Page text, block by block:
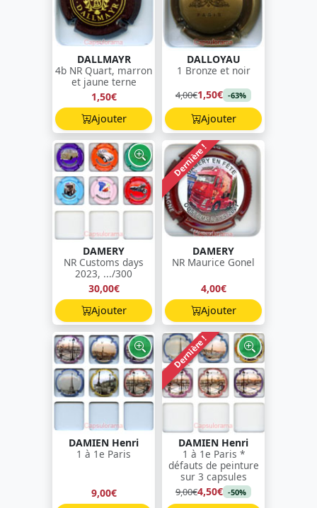
DALLMAYR
4b NR Quart, marron
et jaune terne
1,50€
Ajouter
DALLOYAU
1 Bronze et noir
4,00€1,50€ -63%
Ajouter
DAMERY
NR Customs days
2023, .../300
30,00€
Ajouter
Dernière !
DAMERY
NR Maurice Gonel
4,00€
Ajouter
DAMIEN Henri
1 à 1e Paris
9,00€
Dernière !
DAMIEN Henri
1 à 1e Paris *
défauts de peinture
sur 3 capsules
9,00€4,50€ -50%